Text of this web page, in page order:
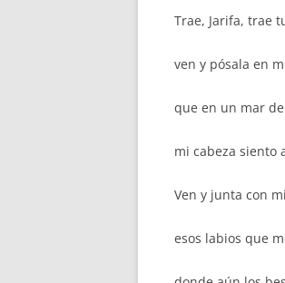
Trae, Jarifa, trae
ven y pósala en
que en un mar
mi cabeza siento
Ven y junta con
esos labios que